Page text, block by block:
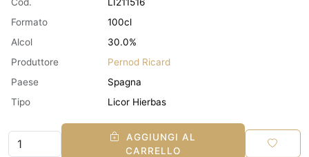
Formato
100cl
Alcol
30.0%
Produttore
Pernod Ricard
Paese
Spagna
Tipo
Licor Hierbas
AGGIUNGI AL
CARRELLO